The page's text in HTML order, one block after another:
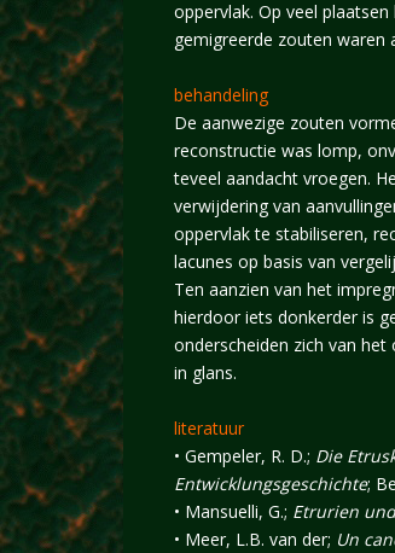
oppervlak. Op veel
gemigreerde zouten waren
behandeling
De aanwezige zouten
reconstructie was lomp,
teveel aandacht vroegen.
verwijdering van
oppervlak te stabiliseren,
lacunes op basis van
Ten aanzien van het
hierdoor iets donkerder is
onderscheiden zich van
in glans.
literatuur
• Gempeler, R. D.; Die
Entwicklungsgeschichte;
• Mansuelli, G.; Etrurien
• Meer, L.B. van der; Un